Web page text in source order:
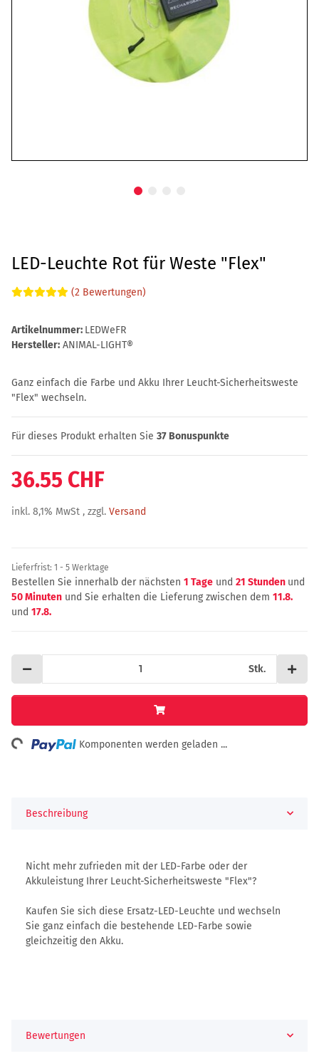
LED-Leuchte Rot für Weste "Flex"
(2 Bewertungen)
Artikelnummer: LEDWeFR
Hersteller: ANIMAL-LIGHT®
Ganz einfach die Farbe und Akku Ihrer Leucht-Sicherheitsweste
"Flex" wechseln.
Für dieses Produkt erhalten Sie 37 Bonuspunkte
36.55 CHF
inkl. 8,1% MwSt , zzgl. Versand
Lieferfrist: 1 - 5 Werktage
Bestellen Sie innerhalb der nächsten 1 Tage und 21 Stunden und
50 Minuten und Sie erhalten die Lieferung zwischen dem 11.8.
und 17.8.
Stk.
Komponenten werden geladen ...
Beschreibung
Nicht mehr zufrieden mit der LED-Farbe oder der
Akkuleistung Ihrer Leucht-Sicherheitsweste "Flex"?
Kaufen Sie sich diese Ersatz-LED-Leuchte und wechseln
Sie ganz einfach die bestehende LED-Farbe sowie
gleichzeitig den Akku.
Bewertungen